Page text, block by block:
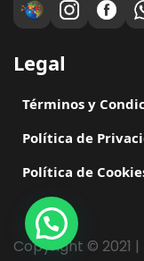
Legal
Términos y
Política de
Política de
Copyright © 2021